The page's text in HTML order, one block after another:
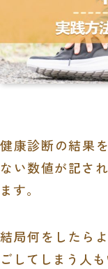
健康診断の結果
ない数値が記さ
ます。
結局何をしたら
ごしてしまう人も